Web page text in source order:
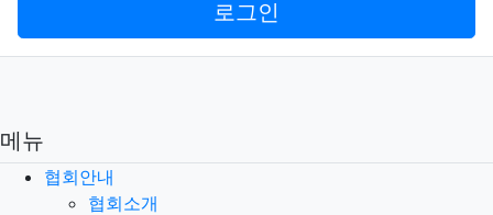
로그인
메뉴
협회안내
협회소개